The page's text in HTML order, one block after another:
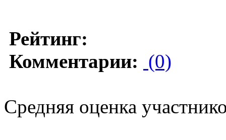
Рейтинг:
Комментарии: (0)
Средняя оценка